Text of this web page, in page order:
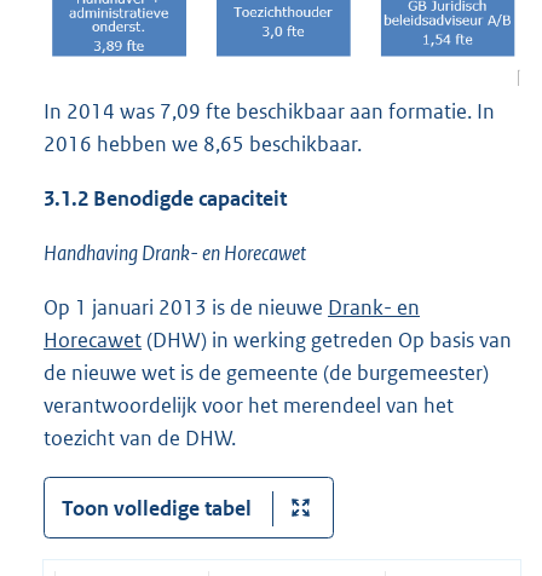
In 2014 was 7,09 fte beschikbaar aan formatie. In
2016 hebben we 8,65 beschikbaar.
3.1.2 Benodigde capaciteit
Handhaving Drank- en Horecawet
Op 1 januari 2013 is de nieuwe Drank- en
Horecawet(DHW) in werking getreden Op basis van
de nieuwe wet is de gemeente (de burgemeester)
verantwoordelijk voor het merendeel van het
toezicht van de DHW.
Toon volledige tabel